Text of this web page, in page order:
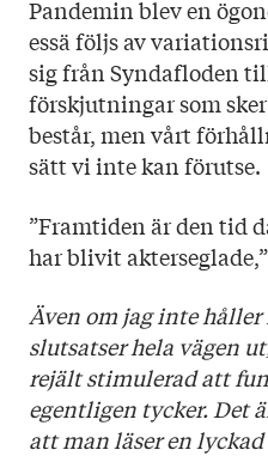
Pandemin blev en
essä följs av
sig från Syndafloden
förskjutningar som
består, men vårt
sätt vi inte kan förutse.
”Framtiden är den tid
har blivit
Även om jag inte
slutsatser hela vägen
rejält stimulerad att
egentligen tycker. Det
att man läser en